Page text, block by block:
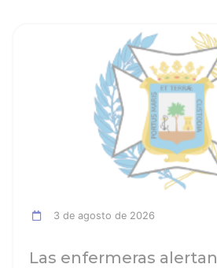
3 de agosto de 2026
Las enfermeras alertan